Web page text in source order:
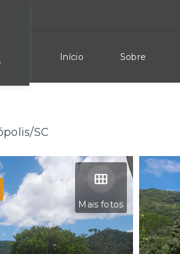
Início Sobre
SC
Mais fotos